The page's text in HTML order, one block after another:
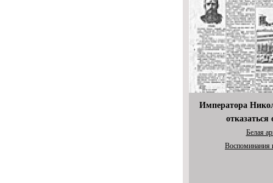
Императора
отказаться
Белая
Воспоминания